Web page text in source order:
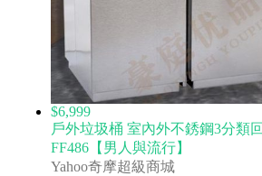
$6,999
戶外垃圾桶 室內外不銹鋼3分類
FF486【男人與流行】
Yahoo奇摩超級商城